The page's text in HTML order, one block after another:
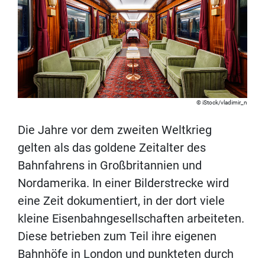
iStock/vladimir_n
Die Jahre vor dem zweiten Weltkrieg
gelten als das goldene Zeitalter des
Bahnfahrens in Großbritannien und
Nordamerika. In einer Bilderstrecke wird
eine Zeit dokumentiert, in der dort viele
kleine Eisenbahngesellschaften arbeiteten.
Diese betrieben zum Teil ihre eigenen
Bahnhöfe in London und punkteten durch